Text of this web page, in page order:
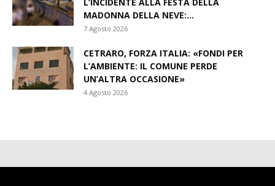
MADONNA DELLA NEVE:...
7 Agosto 2026
CETRARO, FORZA ITALIA: «FONDI PER
L’AMBIENTE: IL COMUNE PERDE
UN’ALTRA OCCASIONE»
4 Agosto 2026